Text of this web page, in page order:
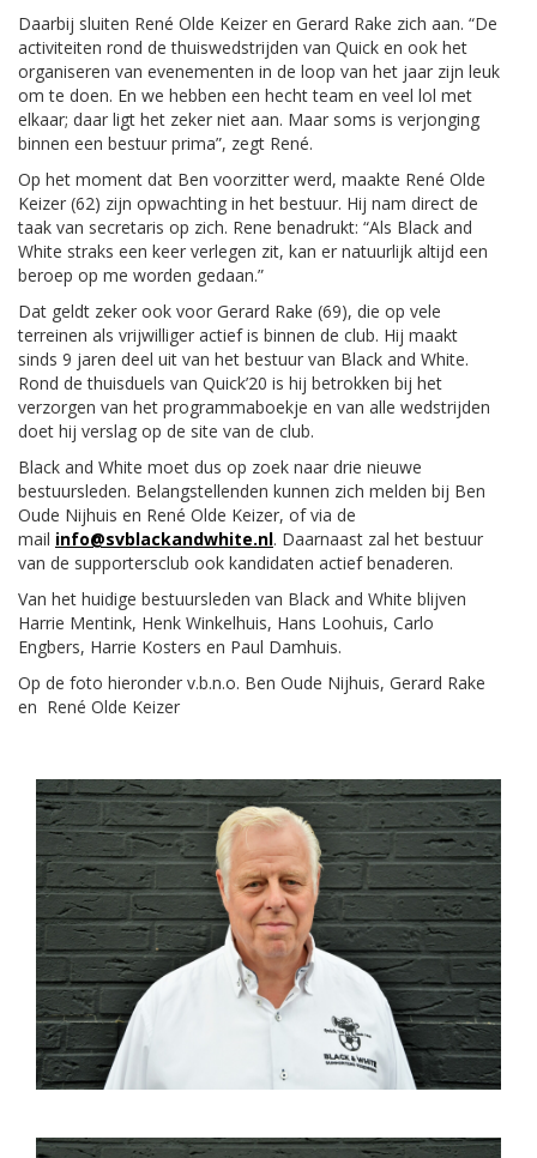
Daarbij sluiten René Olde Keizer en Gerard Rake zich aan. “De
activiteiten rond de thuiswedstrijden van Quick en ook het
organiseren van evenementen in de loop van het jaar zijn leuk
om te doen. En we hebben een hecht team en veel lol met
elkaar; daar ligt het zeker niet aan. Maar soms is verjonging
binnen een bestuur prima”, zegt René.
Op het moment dat Ben voorzitter werd, maakte René Olde
Keizer (62) zijn opwachting in het bestuur. Hij nam direct de
taak van secretaris op zich. Rene benadrukt: “Als Black and
White straks een keer verlegen zit, kan er natuurlijk altijd een
beroep op me worden gedaan.”
Dat geldt zeker ook voor Gerard Rake (69), die op vele
terreinen als vrijwilliger actief is binnen de club. Hij maakt
sinds 9 jaren deel uit van het bestuur van Black and White.
Rond de thuisduels van Quick’20 is hij betrokken bij het
verzorgen van het programmaboekje en van alle wedstrijden
doet hij verslag op de site van de club.
Black and White moet dus op zoek naar drie nieuwe
bestuursleden. Belangstellenden kunnen zich melden bij Ben
Oude Nijhuis en René Olde Keizer, of via de
mail info@svblackandwhite.nl. Daarnaast zal het bestuur
van de supportersclub ook kandidaten actief benaderen.
Van het huidige bestuursleden van Black and White blijven
Harrie Mentink, Henk Winkelhuis, Hans Loohuis, Carlo
Engbers, Harrie Kosters en Paul Damhuis.
Op de foto hieronder v.b.n.o. Ben Oude Nijhuis, Gerard Rake
en René Olde Keizer